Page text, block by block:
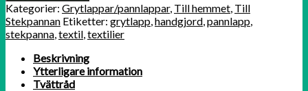
Kategorier: Grytlappar/pannlappar, Till hemmet, Till
Stekpannan Etiketter: grytlapp,handgjord,pannlapp,
stekpanna,textil,textilier
Beskrivning
Ytterligare information
Tvättråd